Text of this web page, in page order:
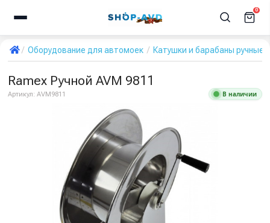
0
Оборудование для автомоек Катушки и барабаны ручные
Ramex Ручной AVM 9811
Артикул: AVM9811 В наличии